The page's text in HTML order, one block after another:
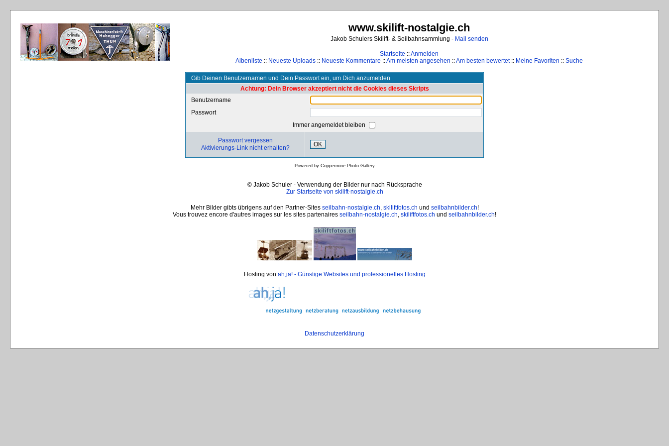
www.skilift-nostalgie.ch
Jakob Schulers Skilift- & Seilbahnsammlung - Mail senden
Startseite ::Anmelden
Albenliste :: Neueste Uploads :: Neueste Kommentare ::Am meisten angesehen ::Am besten bewertet:: Meine Favoriten :: Suche
Gib Deinen Benutzernamen und Dein Passwort ein, um Dich anzumelden
Achtung: Dein Browser akzeptiert nicht die Cookies dieses Skripts
Benutzername
Passwort
Immer angemeldet bleiben
Passwort vergessen
Aktivierungs-Link nicht erhalten?
OK
Powered by Coppermine Photo Gallery
© Jakob Schuler - Verwendung der Bilder nur nach Rücksprache
Zur Startseite von skilift-nostalgie.ch
Mehr Bilder gibts übrigens auf den Partner-Sites seilbahn-nostalgie.ch, skiliftfotos.ch und seilbahnbilder.ch!
Vous trouvez encore d'autres images sur les sites partenaires seilbahn-nostalgie.ch, skiliftfotos.ch und seilbahnbilder.ch!
Hosting von ah,ja! - Günstige Websites und professionelles Hosting
Datenschutzerklärung